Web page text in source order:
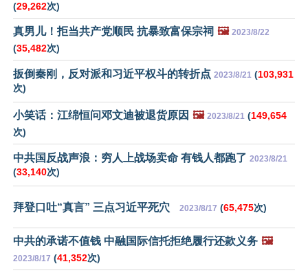
(29,262次)
真男儿！拒当共产党顺民 抗暴致富保宗祠 🖼️ 2023/8/22
(35,482次)
扳倒秦刚，反对派和习近平权斗的转折点 2023/8/21 (103,931
次)
小笑话：江绵恒问邓文迪被退货原因 🖼️ 2023/8/21 (149,654
次)
中共国反战声浪：穷人上战场卖命 有钱人都跑了 2023/8/21
(33,140次)
拜登口吐“真言” 三点习近平死穴 2023/8/17 (65,475次)
中共的承诺不值钱 中融国际信托拒绝履行还款义务 🖼️
2023/8/17 (41,352次)